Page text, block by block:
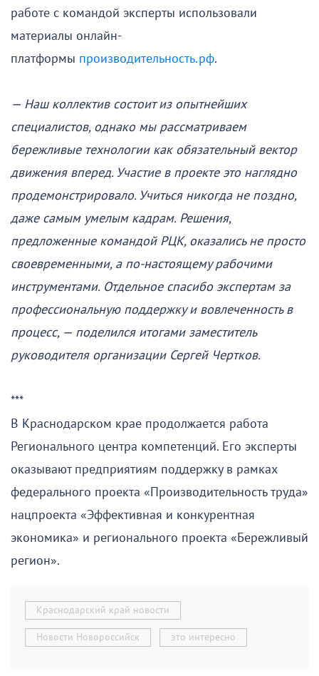
работе с командой эксперты использовали
материалы онлайн-
платформы производительность.рф.
— Наш коллектив состоит из опытнейших
специалистов, однако мы рассматриваем
бережливые технологии как обязательный вектор
движения вперед. Участие в проекте это наглядно
продемонстрировало. Учиться никогда не поздно,
даже самым умелым кадрам. Решения,
предложенные командой РЦК, оказались не просто
своевременными, а по-настоящему рабочими
инструментами. Отдельное спасибо экспертам за
профессиональную поддержку и вовлеченность в
процесс, — поделился итогами заместитель
руководителя организации Сергей Чертков.
***
В Краснодарском крае продолжается работа
Регионального центра компетенций. Его эксперты
оказывают предприятиям поддержку в рамках
федерального проекта «Производительность труда»
нацпроекта «Эффективная и конкурентная
экономика» и регионального проекта «Бережливый
регион».
Краснодарский край новости
Новости Новороссийск это интересно